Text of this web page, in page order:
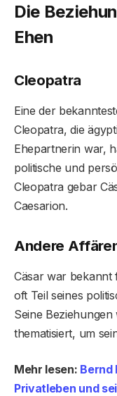
Die
Ehen
Cleopatra
Eine der
Cleopatra, die
Ehepartnerin war,
politische und
Cleopatra gebar
Caesarion.
Andere
Cäsar war bekannt
oft Teil seines
Seine
thematisiert, um
Mehr lesen: Bernd
Privatleben und